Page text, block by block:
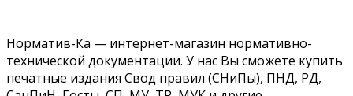
Норматив-Ка — интернет-магазин нормативно-
технической документации. У нас Вы сможете купить
печатные издания Свод правил (СНиПы), ПНД, РД,